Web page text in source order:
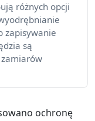
różnych opcji
zapisywanie
są
ochronę